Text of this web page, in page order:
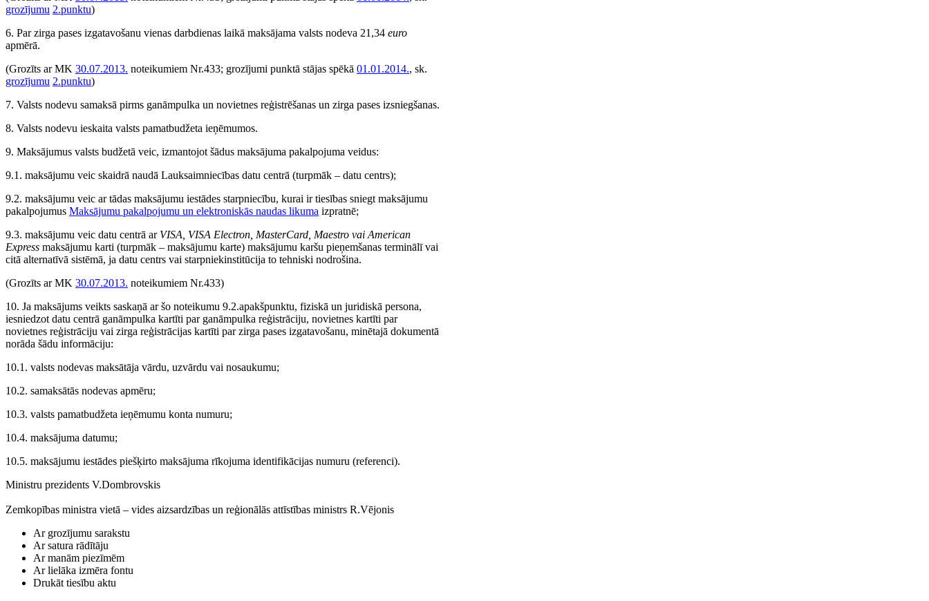
grozījumu 2.punktu)
6. Par zirga pases izgatavošanu vienas darbdienas laikā maksājama valsts nodeva 21,34 euro
apmērā.
(Grozīts ar MK 30.07.2013. noteikumiem Nr.433; grozījumi punktā stājas spēkā 01.01.2014., sk.
grozījumu 2.punktu)
7. Valsts nodevu samaksā pirms ganāmpulka un novietnes reģistrēšanas un zirga pases izsniegšanas.
8. Valsts nodevu ieskaita valsts pamatbudžeta ieņēmumos.
9. Maksājumus valsts budžetā veic, izmantojot šādus maksājuma pakalpojuma veidus:
9.1. maksājumu veic skaidrā naudā Lauksaimniecības datu centrā (turpmāk – datu centrs);
9.2. maksājumu veic ar tādas maksājumu iestādes starpniecību, kurai ir tiesības sniegt maksājumu
pakalpojumus Maksājumu pakalpojumu un elektroniskās naudas likuma izpratnē;
9.3. maksājumu veic datu centrā ar VISA, VISA Electron, MasterCard, Maestro vai American
Express maksājumu karti (turpmāk – maksājumu karte) maksājumu karšu pieņemšanas terminālī vai
citā alternatīvā sistēmā, ja datu centrs vai starpniekinstitūcija to tehniski nodrošina.
(Grozīts ar MK 30.07.2013. noteikumiem Nr.433)
10. Ja maksājums veikts saskaņā ar šo noteikumu 9.2.apakšpunktu, fiziskā un juridiskā persona,
iesniedzot datu centrā ganāmpulka kartīti par ganāmpulka reģistrāciju, novietnes kartīti par
novietnes reģistrāciju vai zirga reģistrācijas kartīti par zirga pases izgatavošanu, minētajā dokumentā
norāda šādu informāciju:
10.1. valsts nodevas maksātāja vārdu, uzvārdu vai nosaukumu;
10.2. samaksātās nodevas apmēru;
10.3. valsts pamatbudžeta ieņēmumu konta numuru;
10.4. maksājuma datumu;
10.5. maksājumu iestādes piešķirto maksājuma rīkojuma identifikācijas numuru (referenci).
Ministru prezidents V.Dombrovskis
Zemkopības ministra vietā – vides aizsardzības un reģionālās attīstības ministrs R.Vējonis
Ar grozījumu sarakstu
Ar satura rādītāju
Ar manām piezīmēm
Ar lielāka izmēra fontu
Drukāt tiesību aktu